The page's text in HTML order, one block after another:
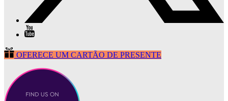
OFERECE UM CARTÃO DE PRESENTE